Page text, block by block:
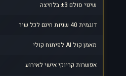
שינוי סולם ±3 בלחיצה
דוגמית 40 שניות חינם לכל שיר
מאמן קול AI לפיתוח קולי
אפשרות קריוקי אישי לאירוע